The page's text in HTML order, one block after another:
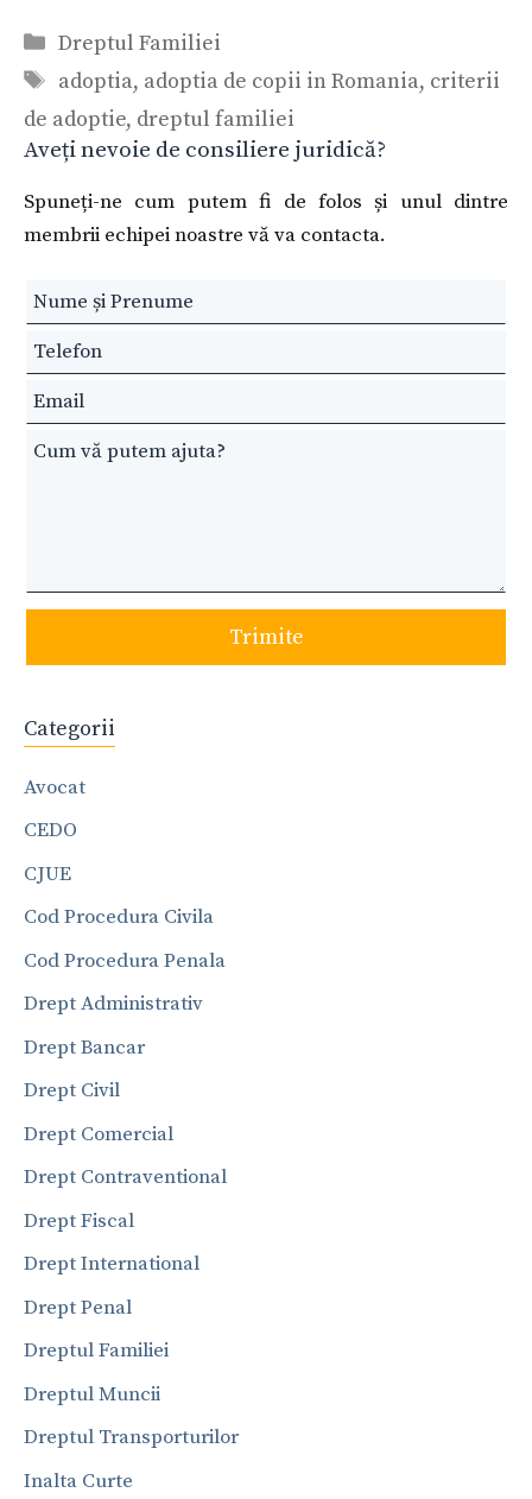
Categorii
Dreptul Familiei
Etichete
adoptia, adoptia de copii in Romania, criterii
de adoptie, dreptul familiei
Aveți nevoie de consiliere juridică?
Spuneți-ne cum putem fi de folos și unul dintre
membrii echipei noastre vă va contacta.
Leave
this
field
blank
Trimite
Categorii
Avocat
CEDO
CJUE
Cod Procedura Civila
Cod Procedura Penala
Drept Administrativ
Drept Bancar
Drept Civil
Drept Comercial
Drept Contraventional
Drept Fiscal
Drept International
Drept Penal
Dreptul Familiei
Dreptul Muncii
Dreptul Transporturilor
Inalta Curte